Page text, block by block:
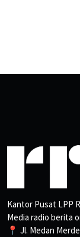
Kantor Pusat LPP
Media radio berita
📍 Jl. Medan